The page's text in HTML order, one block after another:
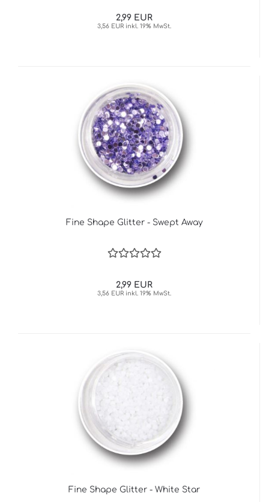
2,99 EUR
3,56 EUR inkl. 19% MwSt.
Fine Shape Glitter - Swept Away
2,99 EUR
3,56 EUR inkl. 19% MwSt.
Fine Shape Glitter - White Star